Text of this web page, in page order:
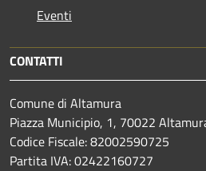
Eventi
CONTATTI
Comune di Altamura
Piazza Municipio, 1, 70022
Codice Fiscale: 82002590725
Partita IVA: 02422160727